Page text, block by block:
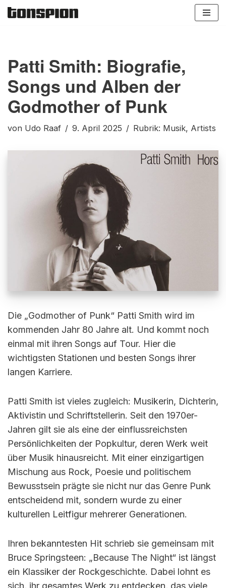
Patti Smith: Biografie,
Songs und Alben der
Godmother of Punk
von Udo Raaf 9. April 2025 Rubrik: Musik, Artists
Die „Godmother of Punk“ Patti Smith wird im
kommenden Jahr 80 Jahre alt. Und kommt noch
einmal mit ihren Songs auf Tour. Hier die
wichtigsten Stationen und besten Songs ihrer
langen Karriere.
Patti Smith ist vieles zugleich: Musikerin, Dichterin,
Aktivistin und Schriftstellerin. Seit den 1970er-
Jahren gilt sie als eine der einflussreichsten
Persönlichkeiten der Popkultur, deren Werk weit
über Musik hinausreicht. Mit einer einzigartigen
Mischung aus Rock, Poesie und politischem
Bewusstsein prägte sie nicht nur das Genre Punk
entscheidend mit, sondern wurde zu einer
kulturellen Leitfigur mehrerer Generationen.
Ihren bekanntesten Hit schrieb sie gemeinsam mit
Bruce Springsteen: „Because The Night“ ist längst
ein Klassiker der Rockgeschichte. Dabei lohnt es
sich, ihr gesamtes Werk zu entdecken, das viele